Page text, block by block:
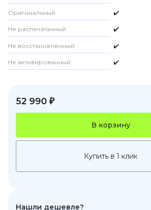
Оригинальный ✔️
Не распечатанный ✔️
Не восстановленный ✔️
Не активированный ✔️
52 990 ₽
В корзину
Купить в 1 клик
Нашли дешевле?